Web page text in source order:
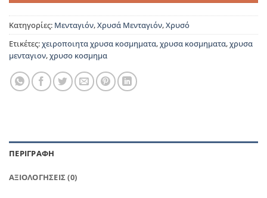
Κατηγορίες: Μενταγιόν,Χρυσά Μενταγιόν,Χρυσό
Ετικέτες:χειροποιητα χρυσα κοσμηματα,χρυσα κοσμηματα,χρυσα
μενταγιον,χρυσο κοσμημα
ΠΕΡΙΓΡΑΦΉ
ΑΞΙΟΛΟΓΉΣΕΙΣ (0)